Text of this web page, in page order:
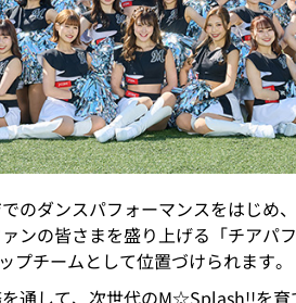
のダンスパフォーマンスをはじめ
ンの皆さまを盛り上げる「チアパ
チームとして位置づけられます。
通して、次世代のM☆Splash!!を